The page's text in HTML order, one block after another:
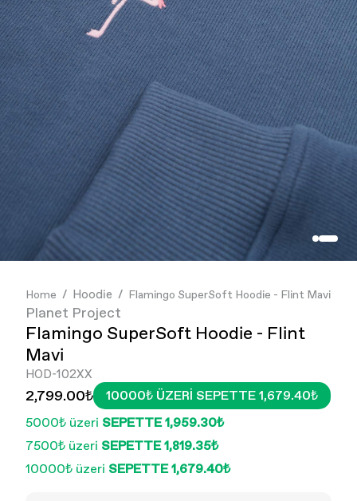
İndirim
Best Sellers
GİYİM
AKSESUAR
KOLEKSİYONLAR
İndirim
Best Sellers
GİYİM
AKSESUAR
KOLEKSİYONLAR
Reflect + Friends
mor ve ötesi
DUMAN
MUBI
Bruno Society
Paribu
Cheetos
Home Hoodie Flamingo SuperSoft Hoodie - Flint Mavi
Planet Project
Flamingo SuperSoft Hoodie - Flint
Mavi
HOD-102XX
2,799.00₺
10000₺ ÜZERI SEPETTE 1,679.40₺
5000₺ üzeri SEPETTE 1,959.30₺
7500₺ üzeri SEPETTE 1,819.35₺
10000₺ üzeri SEPETTE 1,679.40₺